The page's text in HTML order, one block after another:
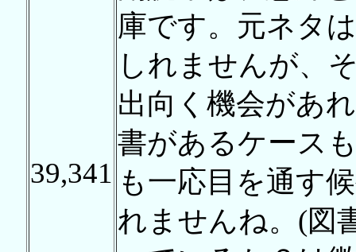
39,341
庫です。元ネタ
しれませんが、
出向く機会があ
書があるケース
も一応目を通す
れませんね。(図